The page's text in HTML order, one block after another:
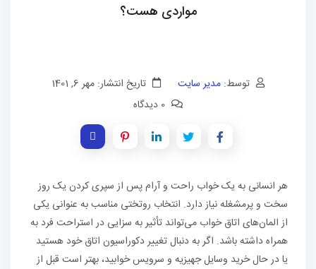
مواردی هست؟
توسط: مدیر سایت
تاریخ انتشار: مهر 6, 1401
هر انسانی به یک خواب راحت و آرام پس از سپری کردن یک روز
سخت و پرمشغله نیاز دارد. انتخاب روتختی مناسب به عنوانی یکی
از المان‌های اتاق خواب می‌تواند تأثیر به سزایی در استراحت فرد به
همراه داشته باشد. اگر به دنبال تغییر دکوراسیون اتاق خود هستید
یا در حال خرید وسایل جهیزیه و سرویس خوابید، بهتر است قبل از